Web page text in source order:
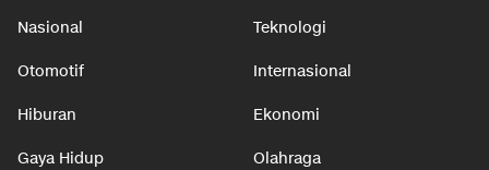
Nasional Teknologi
Otomotif Internasional
Hiburan Ekonomi
Gaya Hidup Olahraga